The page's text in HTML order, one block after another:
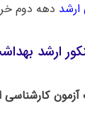
ارشد دهه دوم خرداد ۱۴۰۲ اعلام
ارشد
آزمون